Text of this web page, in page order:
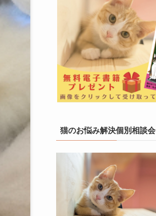
猫のお悩み解決個別相談会